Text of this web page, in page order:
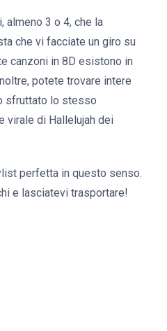
almeno 3 o 4, che la
che vi facciate un giro su
canzoni in 8D esistono in
potete trovare intere
sfruttato lo stesso
virale di Hallelujah dei
perfetta in questo senso.
e lasciatevi trasportare!